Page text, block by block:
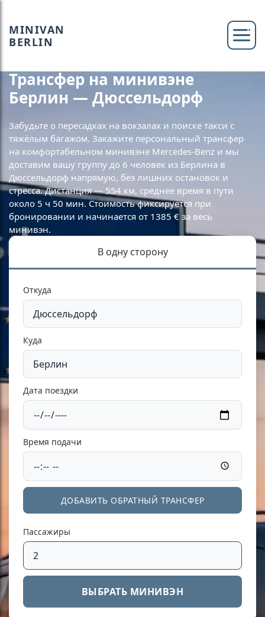
MINIVAN
BERLIN
Трансфер на минивэне
Берлин — Дюссельдорф
Забудьте о пересадках на вокзалах и поиске такси с
тяжёлым багажом. Закажите персональный трансфер
на комфортабельном минивэне Mercedes-Benz и мы
доставим вашу группу до 6 человек из Берлина в
Дюссельдорф напрямую, без лишних остановок и
стресса. Дистанция — 554 км, среднее время в пути
около 5 ч 50 мин. Стоимость фиксируется при
бронировании и начинается от 1385 € за весь
минивэн.
В одну сторону
Откуда
Куда
Дата поездки
Время подачи
ДОБАВИТЬ ОБРАТНЫЙ ТРАНСФЕР
Пассажиры
ВЫБРАТЬ МИНИВЭН